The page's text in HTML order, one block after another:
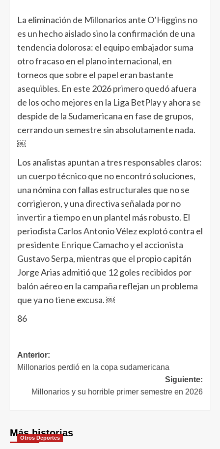
La eliminación de Millonarios ante O’Higgins no
es un hecho aislado sino la confirmación de una
tendencia dolorosa: el equipo embajador suma
otro fracaso en el plano internacional, en
torneos que sobre el papel eran bastante
asequibles. En este 2026 primero quedó afuera
de los ocho mejores en la Liga BetPlay y ahora se
despide de la Sudamericana en fase de grupos,
cerrando un semestre sin absolutamente nada.
￼
Los analistas apuntan a tres responsables claros:
un cuerpo técnico que no encontró soluciones,
una nómina con fallas estructurales que no se
corrigieron, y una directiva señalada por no
invertir a tiempo en un plantel más robusto. El
periodista Carlos Antonio Vélez explotó contra el
presidente Enrique Camacho y el accionista
Gustavo Serpa, mientras que el propio capitán
Jorge Arias admitió que 12 goles recibidos por
balón aéreo en la campaña reflejan un problema
que ya no tiene excusa. ￼
86
Anterior:
Millonarios perdió en la copa sudamericana
Siguiente:
Millonarios y su horrible primer semestre en 2026
Más historias
Otros Deportes